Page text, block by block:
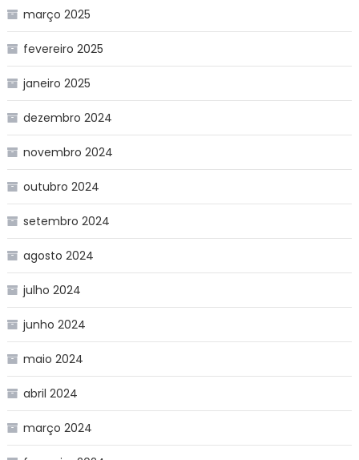
março 2025
fevereiro 2025
janeiro 2025
dezembro 2024
novembro 2024
outubro 2024
setembro 2024
agosto 2024
julho 2024
junho 2024
maio 2024
abril 2024
março 2024